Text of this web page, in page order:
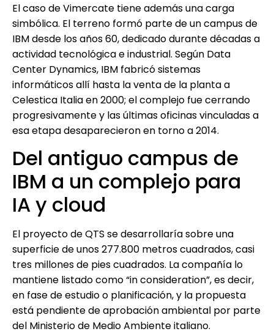
El caso de Vimercate tiene además una carga
simbólica. El terreno formó parte de un campus de
IBM desde los años 60, dedicado durante décadas a
actividad tecnológica e industrial. Según Data
Center Dynamics, IBM fabricó sistemas
informáticos allí hasta la venta de la planta a
Celestica Italia en 2000; el complejo fue cerrando
progresivamente y las últimas oficinas vinculadas a
esa etapa desaparecieron en torno a 2014.
Del antiguo campus de
IBM a un complejo para
IA y cloud
El proyecto de QTS se desarrollaría sobre una
superficie de unos 277.800 metros cuadrados, casi
tres millones de pies cuadrados. La compañía lo
mantiene listado como “in consideration”, es decir,
en fase de estudio o planificación, y la propuesta
está pendiente de aprobación ambiental por parte
del Ministerio de Medio Ambiente italiano.